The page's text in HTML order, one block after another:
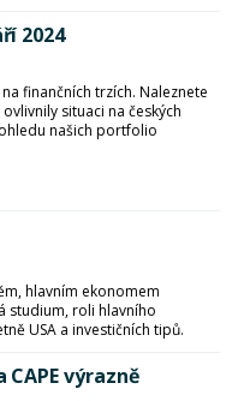
2024
finančních trzích. Naleznete
situaci na českých
našich portfolio
hlavním ekonomem
studium, roli hlavního
USA a investičních tipů.
CAPE výrazně